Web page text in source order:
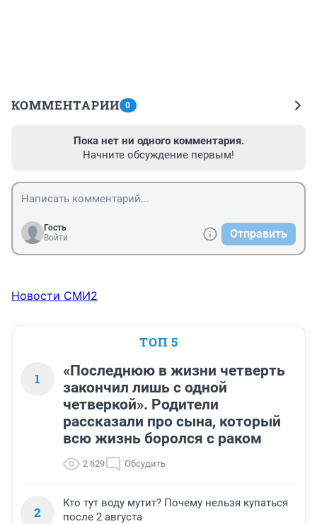
КОММЕНТАРИИ 0
Пока нет ни одного комментария.
Начните обсуждение первым!
Гость
Войти
Отправить
Новости СМИ2
ТОП 5
1
«Последнюю в жизни четверть
закончил лишь с одной
четверкой». Родители
рассказали про сына, который
всю жизнь боролся с раком
2 629 Обсудить
2
Кто тут воду мутит? Почему нельзя купаться
после 2 августа